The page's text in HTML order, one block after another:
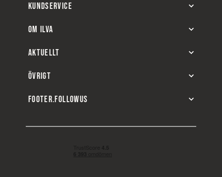
KUNDSERVICE
OM ILVA
AKTUELLT
ÖVRIGT
FOOTER.FOLLOWUS